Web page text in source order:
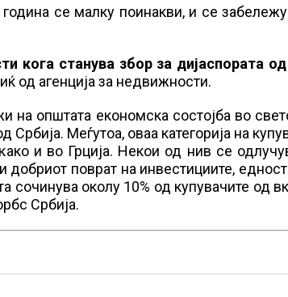
се малку поинакви, и се
кога станува збор за дијаспората
од агенција за недвижности.
општата економска состојба во
Меѓутоа, оваа категорија на
и во Грција. Некои од нив се
поврат на инвестициите,
сочинува околу 10% од купувачите од
Србија.